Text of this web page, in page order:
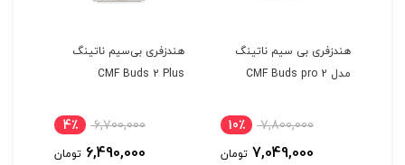
هندزفری بی سیم ناتینگ
مدل CMF Buds pro 2
7,800,000 10٪
7,049,000 تومان
هندزفری بی‌سیم ناتینگ
CMF Buds 2 Plus
6,700,000 4٪
6,490,000 تومان